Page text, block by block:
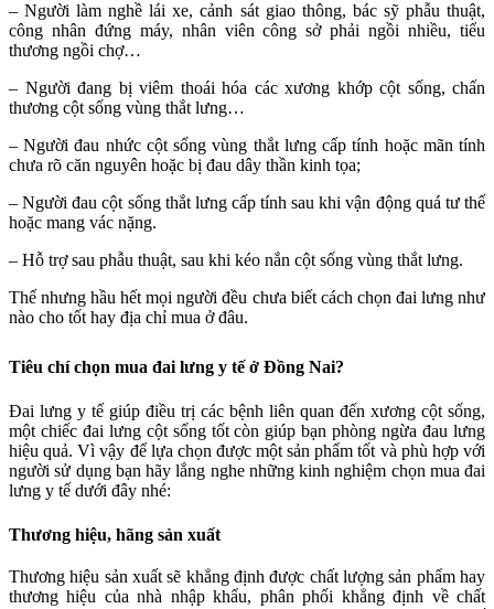
– Người làm nghề lái xe, cảnh sát giao thông, bác sỹ phẫu thuật,
công nhân đứng máy, nhân viên công sở phải ngồi nhiều, tiểu
thương ngồi chợ…
– Người đang bị viêm thoái hóa các xương khớp cột sống, chấn
thương cột sống vùng thắt lưng…
– Người đau nhức cột sống vùng thắt lưng cấp tính hoặc mãn tính
chưa rõ căn nguyên hoặc bị đau dây thần kinh tọa;
– Người đau cột sống thắt lưng cấp tính sau khi vận động quá tư thế
hoặc mang vác nặng.
– Hỗ trợ sau phẫu thuật, sau khi kéo nắn cột sống vùng thắt lưng.
Thế nhưng hầu hết mọi người đều chưa biết cách chọn đai lưng như
nào cho tốt hay địa chỉ mua ở đâu.
Tiêu chí chọn mua đai lưng y tế ở Đồng Nai?
Đai lưng y tế giúp điều trị các bệnh liên quan đến xương cột sống,
một chiếc đai lưng cột sống tốt còn giúp bạn phòng ngừa đau lưng
hiệu quả. Vì vậy để lựa chọn được một sản phẩm tốt và phù hợp với
người sử dụng bạn hãy lắng nghe những kinh nghiệm chọn mua đai
lưng y tế dưới đây nhé:
Thương hiệu, hãng sản xuất
Thương hiệu sản xuất sẽ khẳng định được chất lượng sản phẩm hay
thương hiệu của nhà nhập khẩu, phân phối khẳng định về chất